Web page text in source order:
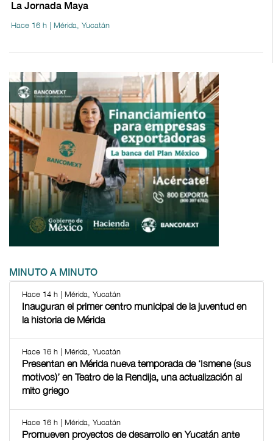
La Jornada Maya
Hace 16 h | Mérida, Yucatán
MINUTO A MINUTO
Hace 14 h | Mérida, Yucatán
Inauguran el primer centro municipal de la juventud en
la historia de Mérida
Hace 16 h | Mérida, Yucatán
Presentan en Mérida nueva temporada de ‘Ismene (sus
motivos)’ en Teatro de la Rendija, una actualización al
mito griego
Hace 16 h | Mérida, Yucatán
Promueven proyectos de desarrollo en Yucatán ante